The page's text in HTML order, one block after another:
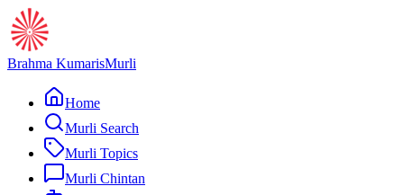
Brahma KumarisMurli
Home
Murli Search
Murli Topics
Murli Chintan